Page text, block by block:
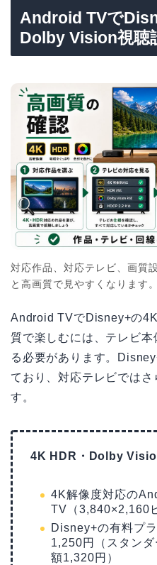
Android TVで
Dolby Vision視聴
対応作品、対応テレビ、画質
と高画質で見やすくなります。
Android TVでDisney+の
質で楽しむには、テレビ本
る必要があります。
ており、対応テレビではさ
す。
4K HDR・Dolby
4K解像度対応の
TV（3,840×2,160
Disney+の有料プ
1,250円（スタンダ
額1,320円）